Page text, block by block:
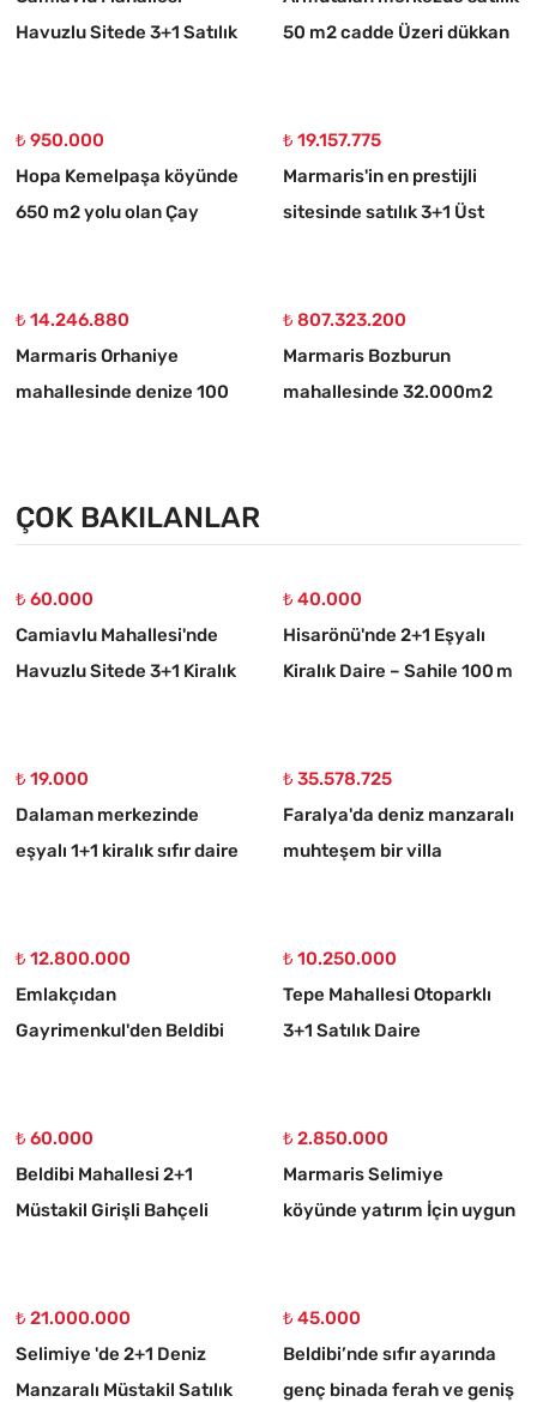
Havuzlu Sitede 3+1 Satılık
50 m2 cadde Üzeri dükkan
₺ 950.000
Hopa Kemelpaşa köyünde
650 m2 yolu olan Çay
₺ 19.157.775
Marmaris'in en prestijli
sitesinde satılık 3+1 Üst
₺ 14.246.880
Marmaris Orhaniye
mahallesinde denize 100
₺ 807.323.200
Marmaris Bozburun
mahallesinde 32.000m2
ÇOK BAKILANLAR
₺ 60.000
Camiavlu Mahallesi'nde
Havuzlu Sitede 3+1 Kiralık
₺ 40.000
Hisarönü'nde 2+1 Eşyalı
Kiralık Daire – Sahile 100 m
₺ 19.000
Dalaman merkezinde
eşyalı 1+1 kiralık sıfır daire
₺ 35.578.725
Faralya'da deniz manzaralı
muhteşem bir villa
₺ 12.800.000
Emlakçıdan
Gayrimenkul'den Beldibi
₺ 10.250.000
Tepe Mahallesi Otoparklı
3+1 Satılık Daire
₺ 60.000
Beldibi Mahallesi 2+1
Müstakil Girişli Bahçeli
₺ 2.850.000
Marmaris Selimiye
köyünde yatırım İçin uygun
₺ 21.000.000
Selimiye 'de 2+1 Deniz
Manzaralı Müstakil Satılık
₺ 45.000
Beldibi’nde sıfır ayarında
genç binada ferah ve geniş